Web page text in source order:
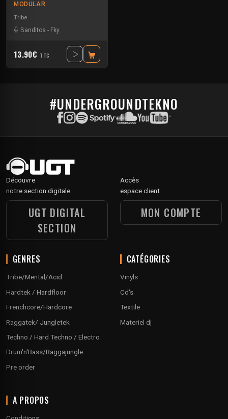
MODULAR
Tribe
Banditos - Fky
13.90€ TTC
#UNDERGROUNDTEKNO
Découvre
notre section digitale
UGT DIGITAL
SECTION
Accès
espace client
MON COMPTE
GENRES
Tribe/Mental/Acid
Hardtek / Hardfloor
Frenchcore/Hardcore
Raggatek/ Jungletek
Techno / Hard Techno / Electro
Drum'n'Bass/Raggajungle
Pre order
CATÉGORIES
Vinyls
Cd's
Textile
Materiel dj
A PROPOS